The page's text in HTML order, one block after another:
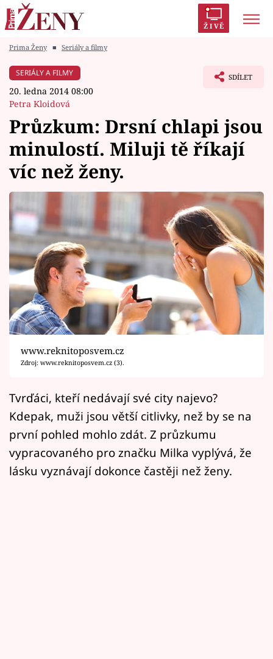
ŽIVĚ
Módní alarm
Témata
Celebrity
Vztahy
Seriály
Horoskopy
Sledujte prima+
Filmový festival Karlovy Vary
Pořady
Mámy sobě
Přihlášení
Sledujte nás
Prima Ženy ■ Seriály a filmy
SERIÁLY A FILMY
20. ledna 2014 08:00
Petra Kloidová
SDÍLET
Průzkum: Drsní chlapi jsou
minulostí. Miluji tě říkají
víc než ženy.
www.reknitoposvem.cz
Zdroj: www.reknitoposvem.cz (3).
Tvrďáci, kteří nedávají své city najevo?
Kdepak, muži jsou větší citlivky, než by se na
první pohled mohlo zdát. Z průzkumu
vypracovaného pro značku Milka vyplývá, že
lásku vyznávají dokonce častěji než ženy.